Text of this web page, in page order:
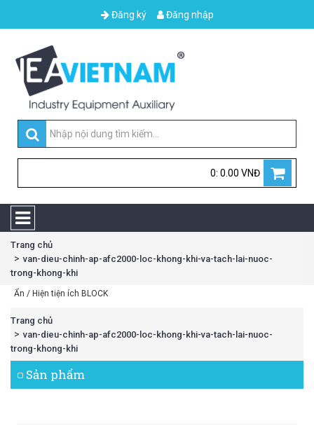
Đăng ký Đăng nhập
0: 0.00 VNĐ
Trang chủ
van-dieu-chinh-ap-afc2000-loc-khong-khi-va-tach-lai-nuoc-
trong-khong-khi
Ẩn / Hiện tiện ích BLOCK
Trang chủ
van-dieu-chinh-ap-afc2000-loc-khong-khi-va-tach-lai-nuoc-
trong-khong-khi
Sản phẩm